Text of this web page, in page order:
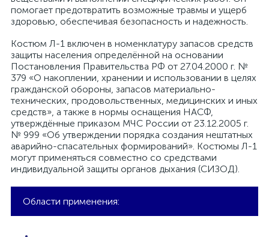
помогает предотвратить возможные травмы и ущерб
здоровью, обеспечивая безопасность и надежность.
Костюм Л-1 включен в номенклатуру запасов средств
защиты населения определённой на основании
Постановления Правительства РФ от 27.04.2000 г. №
379 «О накоплении, хранении и использовании в целях
гражданской обороны, запасов материально-
технических, продовольственных, медицинских и иных
средств», а также в нормы оснащения НАСФ,
утверждённые приказом МЧС России от 23.12.2005 г.
№ 999 «Об утверждении порядка создания нештатных
аварийно-спасательных формирований». Костюмы Л-1
могут применяться совместно со средствами
индивидуальной защиты органов дыхания (СИЗОД).
Области применения: